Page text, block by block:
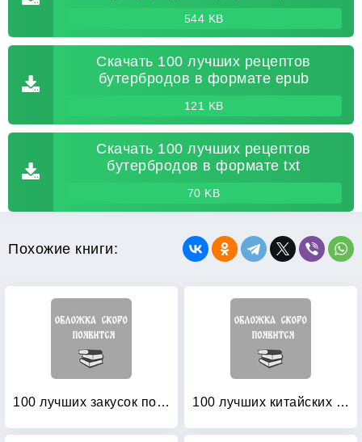
544 KB
Скачать 100 лучших рецептов
бутербродов в формате epub
121 KB
Скачать 100 лучших рецептов
бутербродов в формате txt
70 KB
Похожие книги:
100 лучших закусок под водку 100 лучших китайских салатов и закусок